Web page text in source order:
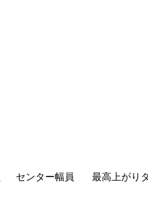
センター幅員 最高上がり